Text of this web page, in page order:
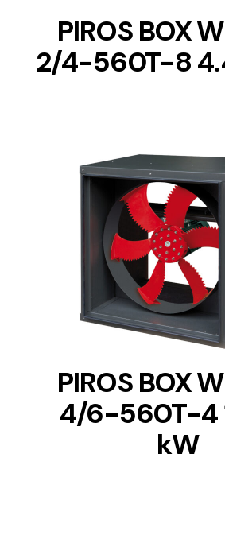
PIROS BOX
2/4-560T-8
DETAILS
PIROS BOX
4/6-560T-4
kW